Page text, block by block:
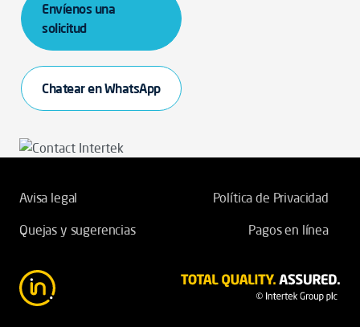
Envíenos una
solicitud
Chatear en WhatsApp
Avisa legal
Política de Privacidad
Quejas y sugerencias
Pagos en línea